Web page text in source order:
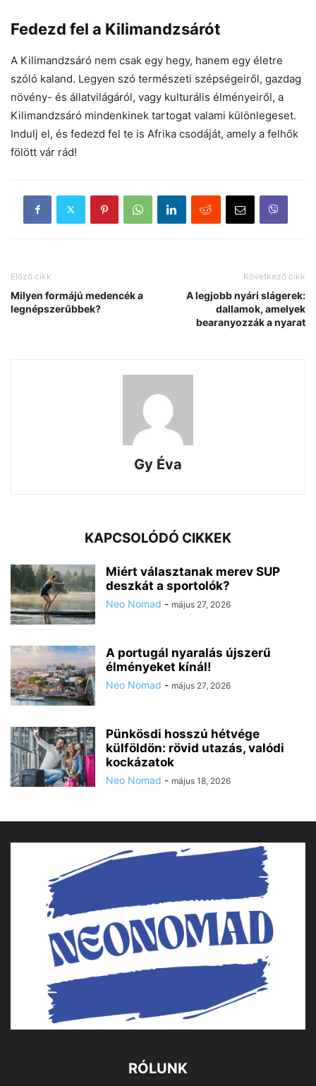
Fedezd fel a Kilimandzsárót
A Kilimandzsáró nem csak egy hegy, hanem egy életre
szóló kaland. Legyen szó természeti szépségeiről, gazdag
növény- és állatvilágáról, vagy kulturális élményeiről, a
Kilimandzsáró mindenkinek tartogat valami különlegeset.
Indulj el, és fedezd fel te is Afrika csodáját, amely a felhők
fölött vár rád!
Előző cikk
Milyen formájú medencék a
legnépszerűbbek?
Következő cikk
A legjobb nyári slágerek:
dallamok, amelyek
bearanyozzák a nyarat
Gy Éva
KAPCSOLÓDÓ CIKKEK
Miért választanak merev SUP
deszkát a sportolók?
Neo Nomad - május 27, 2026
A portugál nyaralás újszerű
élményeket kínál!
Neo Nomad - május 27, 2026
Pünkösdi hosszú hétvége
külföldön: rövid utazás, valódi
kockázatok
Neo Nomad - május 18, 2026
RÓLUNK